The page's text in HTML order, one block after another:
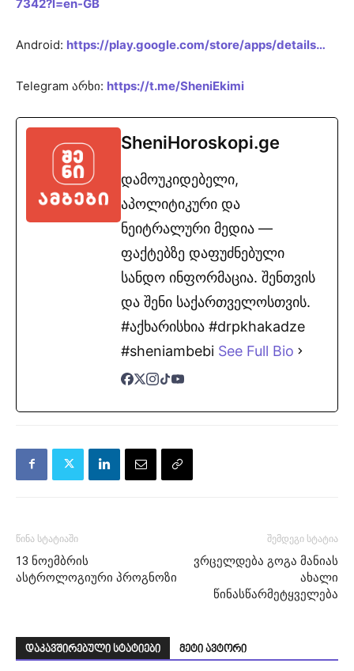
7342?l=en-GB
Android: https://play.google.com/store/apps/details…
Telegram არხი: https://t.me/SheniEkimi
SheniHoroskopi.ge
დამოუკიდებელი,
აპოლიტიკური და
ნეიტრალური მედია —
ფაქტებზე დაფუძნებული
სანდო ინფორმაცია. შენთვის
და შენი საქართველოსთვის.
#აქხარისხია #drpkhakadze
#sheniambebi See Full Bio
წინა სტატიაში
13 ნოემბრის
ასტროლოგიური პროგნოზი
შემდეგი სტატია
ვრცელდება გოგა მანიას
ახალი
წინასწარმეტყველება
დაკავშირებული სტატიები მეტი ავტორი